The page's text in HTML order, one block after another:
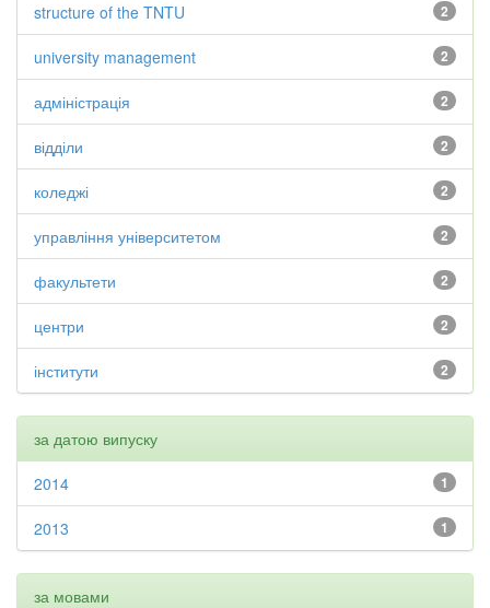
2
structure of the TNTU
2
university management
2
адміністрація
2
відділи
2
коледжі
2
управління університетом
2
факультети
2
центри
2
інститути
за датою випуску
1
2014
1
2013
за мовами